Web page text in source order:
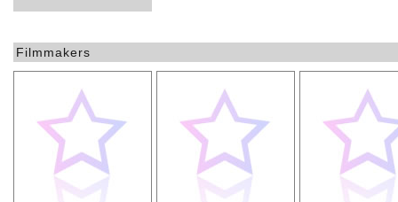
Filmmakers